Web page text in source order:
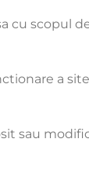
cu scopul
a
sau